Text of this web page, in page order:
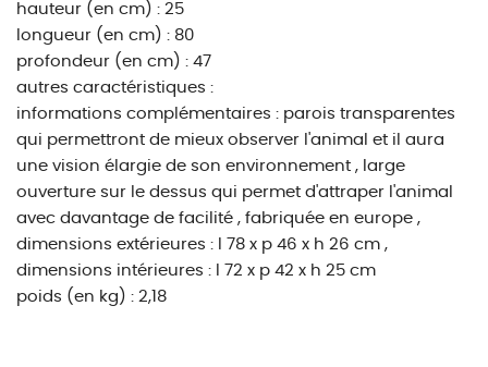
hauteur (en cm) : 25
longueur (en cm) : 80
profondeur (en cm) : 47
autres caractéristiques :
informations complémentaires : parois transparentes
qui permettront de mieux observer l'animal et il aura
une vision élargie de son environnement , large
ouverture sur le dessus qui permet d'attraper l'animal
avec davantage de facilité , fabriquée en europe ,
dimensions extérieures : l 78 x p 46 x h 26 cm ,
dimensions intérieures : l 72 x p 42 x h 25 cm
poids (en kg) : 2,18